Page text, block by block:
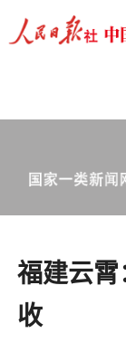
福建云霄
收